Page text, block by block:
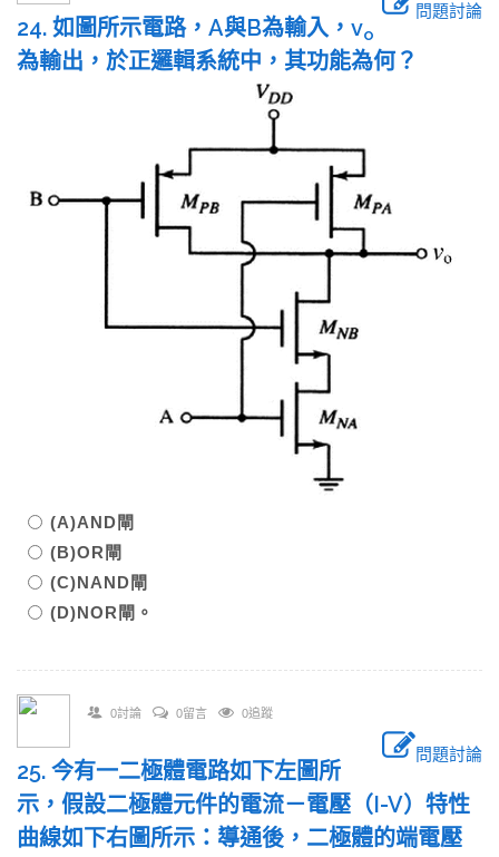
問題討論
24. 如圖所示電路，A與B為輸入，vo
為輸出，於正邏輯系統中，其功能為何？
(A)AND閘
(B)OR閘
(C)NAND閘
(D)NOR閘。
0討論 0留言 0追蹤
問題討論
25. 今有一二極體電路如下左圖所
示，假設二極體元件的電流－電壓（I-V）特性
曲線如下右圖所示：導通後，二極體的端電壓